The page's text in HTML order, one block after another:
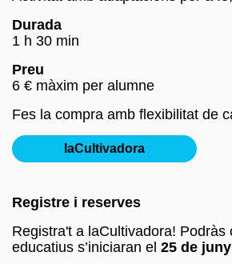
Durada
1 h 30 min
Preu
6 € màxim per alumne
Fes la compra amb flexibilitat de
laCultivadora
Registre i reserves
Registra't a laCultivadora!
educatius s’iniciaran el 25 de juny